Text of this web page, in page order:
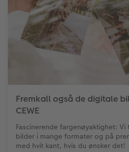
Fremkall også de digitale
CEWE
Fascinerende fargenøyaktighet: Vi
bilder i mange formater og på
med hvit kant, hvis du ønsker det!